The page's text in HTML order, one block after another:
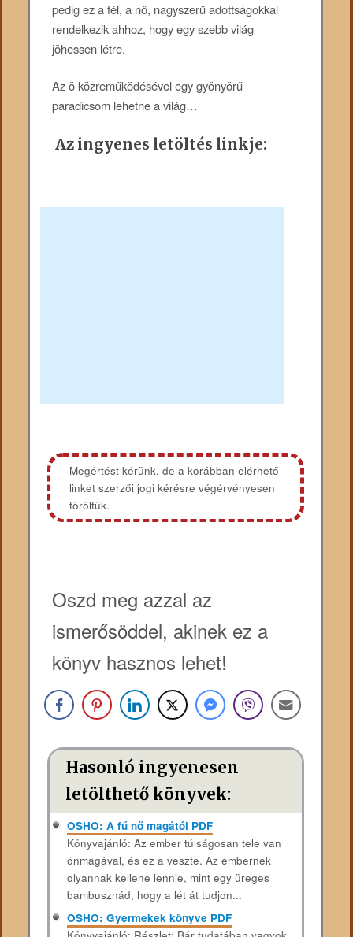
pedig ez a fél, a nő, nagyszerű adottságokkal
rendelkezik ahhoz, hogy egy szebb világ
jöhessen létre.
Az ö közreműködésével egy gyönyörű
paradicsom lehetne a világ…
Az ingyenes letöltés linkje:
Megértést kérünk, de a korábban elérhető
linket szerzői jogi kérésre végérvényesen
töröltük.
Oszd meg azzal az
ismerősöddel, akinek ez a
könyv hasznos lehet!
Hasonló ingyenesen
letölthető könyvek:
OSHO: A fű nő magától PDF
Könyvajánló: Az ember túlságosan tele van
önmagával, és ez a veszte. Az embernek
olyannak kellene lennie, mint egy üreges
bambusznád, hogy a lét át tudjon...
OSHO: Gyermekek könyve PDF